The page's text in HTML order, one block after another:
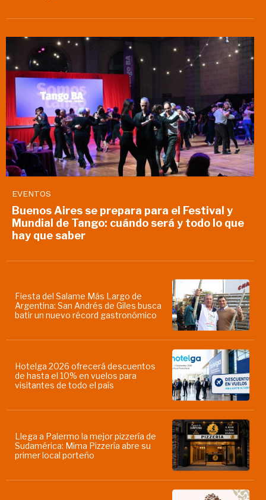
EVENTOS
Buenos Aires se prepara para el Festival y
Mundial de Tango: cuándo será y todo lo que
hay que saber
Fiesta del Salame Más Largo de
Argentina: San Andrés de Giles busca
batir un nuevo récord gastronómico
Hotelga 2026 ofrecerá descuentos
de hasta el 10% en vuelos para
visitantes de todo el país
Llega a Palermo la mejor pizzería de
Sudamérica: Mima Pizzería abre su
primer local porteño